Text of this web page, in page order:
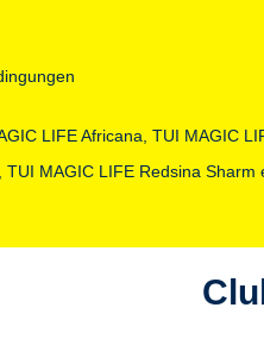
LIFE Africana, TUI MAGIC
TUI MAGIC LIFE Redsina